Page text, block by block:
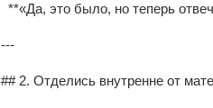
**«Да, это было, но теперь
---
## 2. Отделись внутренне от